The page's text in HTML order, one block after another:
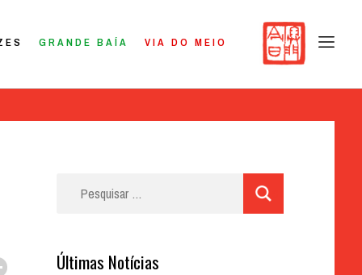
GRANDE BAÍA VIA DO MEIO
Últimas Notícias